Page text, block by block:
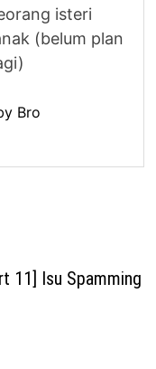
isteri
(belum plan
Bro
11] Isu Spamming